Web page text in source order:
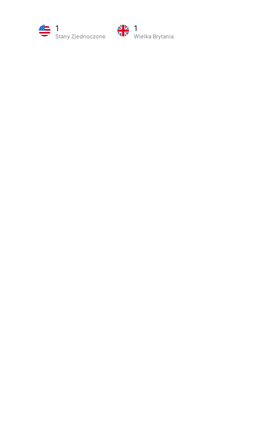
1
Stany Zjednoczone
1
Wielka Brytania